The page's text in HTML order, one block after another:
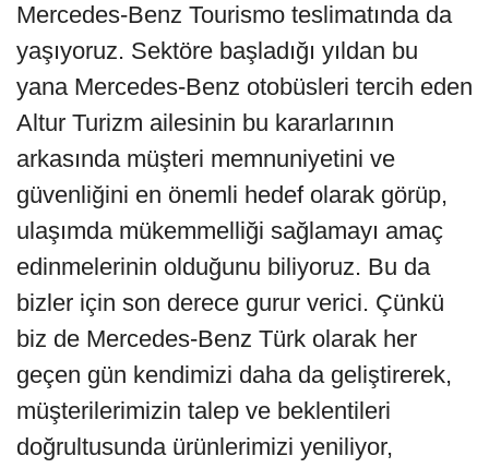
Mercedes-Benz Tourismo teslimatında da
yaşıyoruz. Sektöre başladığı yıldan bu
yana Mercedes-Benz otobüsleri tercih eden
Altur Turizm ailesinin bu kararlarının
arkasında müşteri memnuniyetini ve
güvenliğini en önemli hedef olarak görüp,
ulaşımda mükemmelliği sağlamayı amaç
edinmelerinin olduğunu biliyoruz. Bu da
bizler için son derece gurur verici. Çünkü
biz de Mercedes-Benz Türk olarak her
geçen gün kendimizi daha da geliştirerek,
müşterilerimizin talep ve beklentileri
doğrultusunda ürünlerimizi yeniliyor,